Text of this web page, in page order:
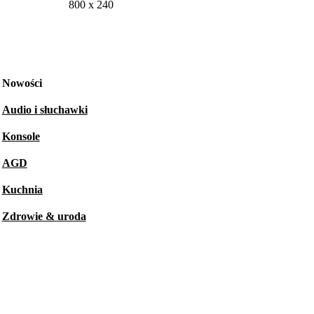
800 x 240
Nowości
Audio i słuchawki
Konsole
AGD
Kuchnia
Zdrowie & uroda